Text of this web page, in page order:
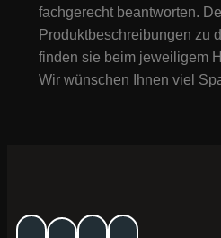
fachgerecht beantworten.
Produktbeschreibungen zu
finden sie beim jeweiligem
Wir wünschen Ihnen viel